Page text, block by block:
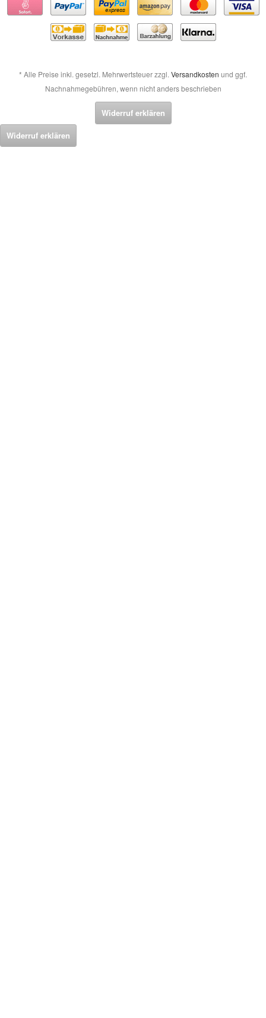
* Alle Preise inkl. gesetzl. Mehrwertsteuer zzgl. Versandkosten und ggf.
Nachnahmegebühren, wenn nicht anders beschrieben
Widerruf erklären
Widerruf erklären